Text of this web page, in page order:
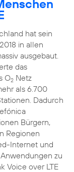
hat sein
in allen
ausgebaut.
das
O2Netz
als 6.700
Dadurch
Bürgern,
Regionen
Internet und
zu
Voice over LTE